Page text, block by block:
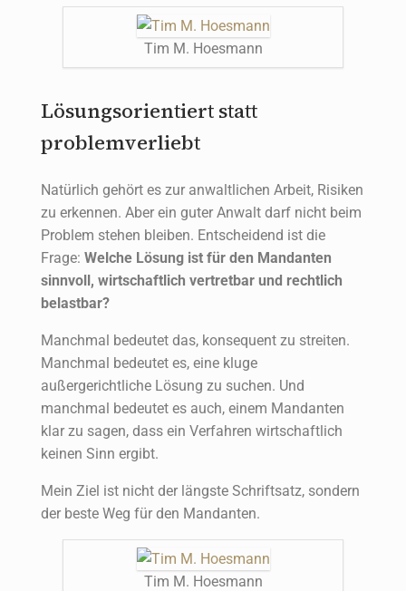
Tim M. Hoesmann
Lösungsorientiert statt
problemverliebt
Natürlich gehört es zur anwaltlichen Arbeit, Risiken
zu erkennen. Aber ein guter Anwalt darf nicht beim
Problem stehen bleiben. Entscheidend ist die
Frage: Welche Lösung ist für den Mandanten
sinnvoll, wirtschaftlich vertretbar und rechtlich
belastbar?
Manchmal bedeutet das, konsequent zu streiten.
Manchmal bedeutet es, eine kluge
außergerichtliche Lösung zu suchen. Und
manchmal bedeutet es auch, einem Mandanten
klar zu sagen, dass ein Verfahren wirtschaftlich
keinen Sinn ergibt.
Mein Ziel ist nicht der längste Schriftsatz, sondern
der beste Weg für den Mandanten.
Tim M. Hoesmann